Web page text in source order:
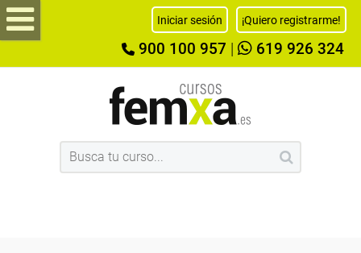
Iniciar sesión ¡Quiero registrarme!
900 100 957 619 926 324